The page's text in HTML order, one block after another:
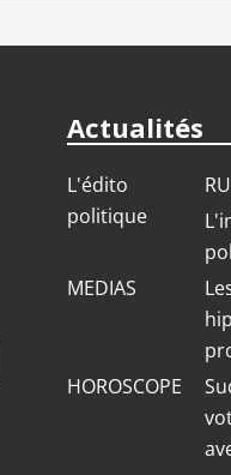
Actualités
L'édito
politique
MEDIAS
HOROSCOPE